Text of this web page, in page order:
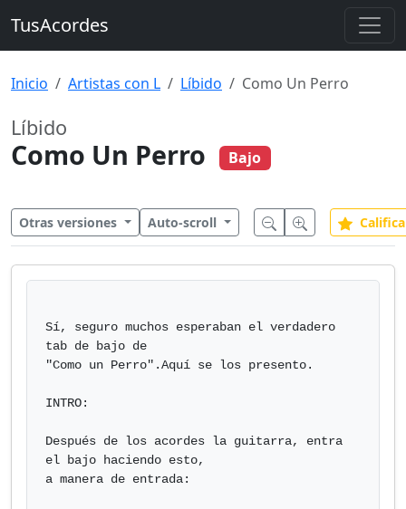
TusAcordes
Inicio Artistas con L Líbido Como Un Perro
Líbido
Como Un Perro Bajo
Otras versiones Auto-scroll
Sí, seguro muchos esperaban el verdadero
tab de bajo de
"Como un Perro".Aquí se los presento.
INTRO:
Después de los acordes la guitarra, entra
el bajo haciendo esto,
a manera de entrada: